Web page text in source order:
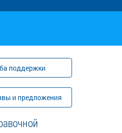
поддержки
и предложения